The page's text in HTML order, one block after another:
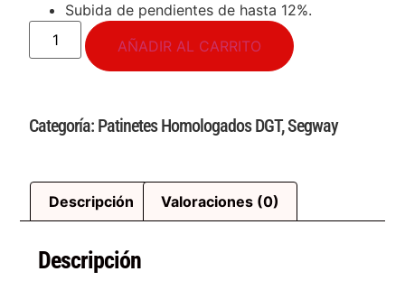
Subida de pendientes de hasta 12%.
AÑADIR AL CARRITO
Categoría: Patinetes Homologados DGT,Segway
Descripción Valoraciones (0)
Descripción